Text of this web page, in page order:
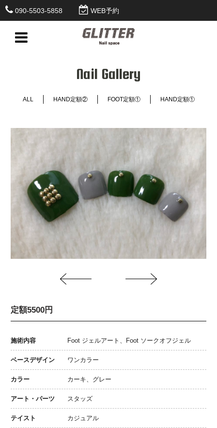
090-5503-5858 WEB予約
Nail Gallery
ALL HAND定額② FOOT定額① HAND定額①
定額5500円
施術内容 Foot ジェルアート、Foot ソークオフジェル
ベースデザイン ワンカラー
カラー カーキ、グレー
アート・パーツ スタッズ
テイスト カジュアル